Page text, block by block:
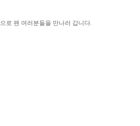
으로 팬 여러분들을 만나러 갑니다.